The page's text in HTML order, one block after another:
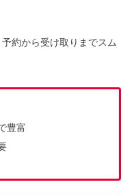
約から受け取りまでスム
豊富